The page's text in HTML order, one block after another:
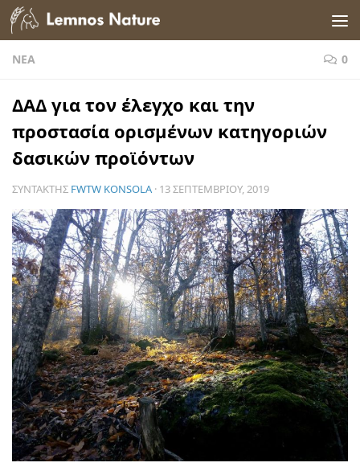
Skip to content
ΝΈΑ 0
ΔΑΔ για τον έλεγχο και την
προστασία ορισμένων κατηγοριών
δασικών προϊόντων
ΣΥΝΤΆΚΤΗΣ FWTW KONSOLA · 13 ΣΕΠΤΕΜΒΡΊΟΥ, 2019